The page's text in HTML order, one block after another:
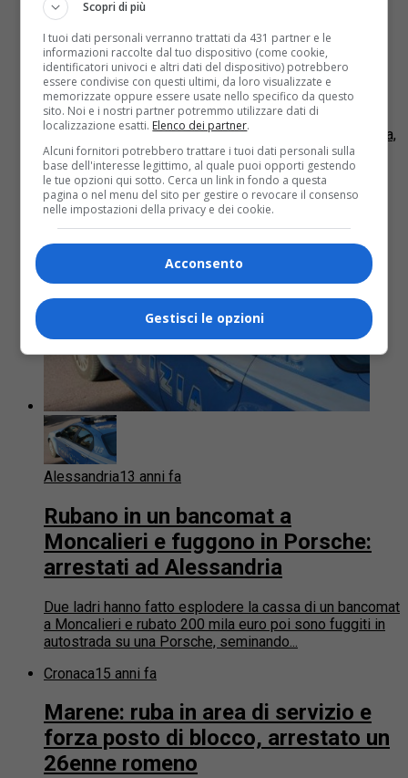
Casale, 22enne genovese fermata
mentre va al rave: ha con sè 16
pacchetti di cocaina
Una ragazza di 22 anni, proveniente da Genova, stava
viaggiando sull’autostrada A26 per recarsi a Stroppiana,
in provincia di Vercelli, dov’era in programma un rave-
party: “Vado...
Alessandria13 anni fa
Rubano in un bancomat a
Moncalieri e fuggono in Porsche:
arrestati ad Alessandria
Due ladri hanno fatto esplodere la cassa di un bancomat
a Moncalieri e rubato 200 mila euro poi sono fuggiti in
autostrada su una Porsche, seminando...
Cronaca15 anni fa
Marene: ruba in area di servizio e
forza posto di blocco, arrestato un
26enne romeno
Scopri di più
I tuoi dati personali verranno trattati da 431 partner e le
informazioni raccolte dal tuo dispositivo (come cookie,
identificatori univoci e altri dati del dispositivo) potrebbero
essere condivise con questi ultimi, da loro visualizzate e
memorizzate oppure essere usate nello specifico da questo
sito. Noi e i nostri partner potremmo utilizzare dati di
localizzazione esatti. Elenco dei partner.
Alcuni fornitori potrebbero trattare i tuoi dati personali sulla
base dell'interesse legittimo, al quale puoi opporti gestendo
le tue opzioni qui sotto. Cerca un link in fondo a questa
pagina o nel menu del sito per gestire o revocare il consenso
nelle impostazioni della privacy e dei cookie.
Acconsento
Gestisci le opzioni